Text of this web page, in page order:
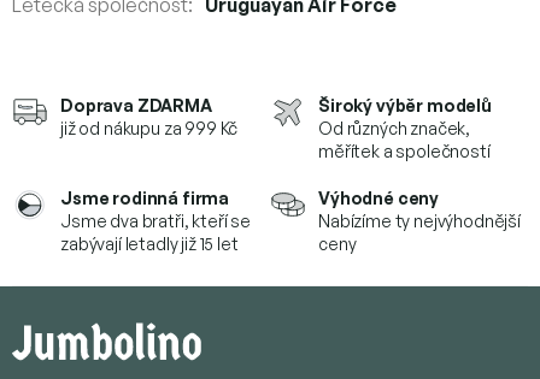
Doprava ZDARMA
již od nákupu za 999 Kč
Široký výběr modelů
Od různých značek,
měřítek a společností
Jsme rodinná firma
Jsme dva bratři, kteří se
zabývají letadly již 15 let
Výhodné ceny
Nabízíme ty nejvýhodnější
ceny
p